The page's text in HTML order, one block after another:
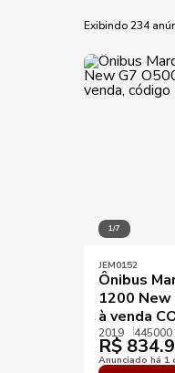
KM mínimo
Exibindo 234
1/7
JEM0152
Ônibus
1200 New
à venda
2019 445000
R$
Anunciado há 1